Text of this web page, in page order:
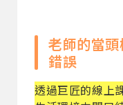
老師的當
錯誤
透過巨匠的線上